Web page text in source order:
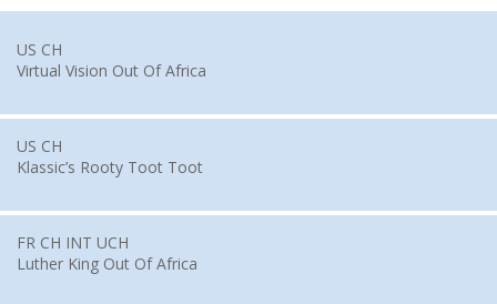
US CH
Virtual Vision Out Of Africa
US CH
Klassic’s Rooty Toot Toot
FR CH INT UCH
Luther King Out Of Africa